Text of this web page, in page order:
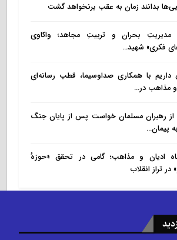
بدانند زمان به عقب برنخواهد گشت
مدیریتِ بحران و تربیتِ مجاهد؛ واکاوی
فکری» شهید…
داریم با همکاری صداوسیما، قطب رسانه‌ای
و مذاهب در…
از رهبران مسلمان خواست پس از پایان جنگ
پیمان…
ادیان و مذاهب؛ گامی در تحقق «حوزهٔ
در تراز انقلاب